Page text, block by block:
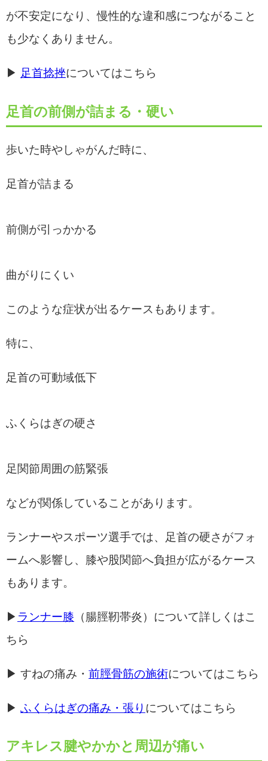
が不安定になり、慢性的な違和感につながること
も少なくありません。
▶ 足首捻挫についてはこちら
足首の前側が詰まる・硬い
歩いた時やしゃがんだ時に、
足首が詰まる
前側が引っかかる
曲がりにくい
このような症状が出るケースもあります。
特に、
足首の可動域低下
ふくらはぎの硬さ
足関節周囲の筋緊張
などが関係していることがあります。
ランナーやスポーツ選手では、足首の硬さがフォ
ームへ影響し、膝や股関節へ負担が広がるケース
もあります。
▶ ランナー膝 （腸脛靭帯炎）について詳しくはこ
ちら
▶ すねの痛み・ 前脛骨筋の施術についてはこちら
▶ ふくらはぎの痛み・張り についてはこちら
アキレス腱やかかと周辺が痛い